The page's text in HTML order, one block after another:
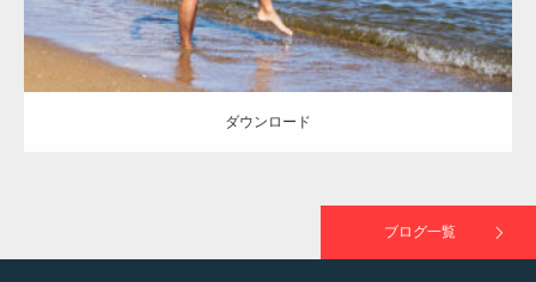
ダウンロード
ブログ一覧
NHK「所さん！事件ですよ」に取材されまし
た（6/8放送）